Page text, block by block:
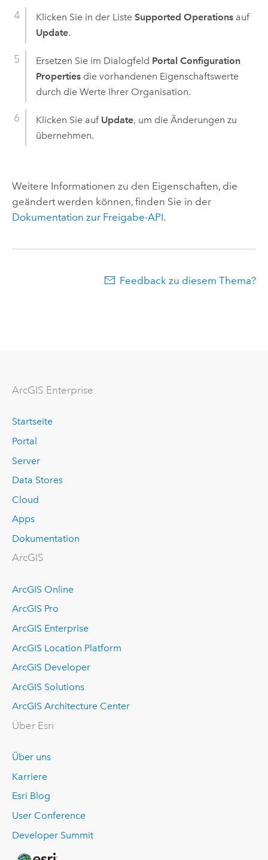
Klicken Sie in der Liste Supported Operationsauf
Update.
Ersetzen Sie im Dialogfeld Portal Configuration
Propertiesdie vorhandenen Eigenschaftswerte
durch die Werte Ihrer Organisation.
Klicken Sie auf Update, um die Änderungen zu
übernehmen.
Weitere Informationen zu den Eigenschaften, die
geändert werden können, finden Sie in der
Dokumentation zur Freigabe-API.
Feedback zu diesem Thema?
ArcGIS Enterprise
Startseite
Portal
Server
Data Stores
Cloud
Apps
Dokumentation
ArcGIS
ArcGIS Online
ArcGIS Pro
ArcGIS Enterprise
ArcGIS Location Platform
ArcGIS Developer
ArcGIS Solutions
ArcGIS Architecture Center
Über Esri
Über uns
Karriere
Esri Blog
User Conference
Developer Summit